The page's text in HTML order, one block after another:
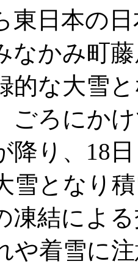
日本の
なかみ町
的な大雪
ごろにか
降り、18
雪となり
凍結によ
や着雪に